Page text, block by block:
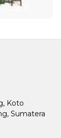
Koto
Sumatera